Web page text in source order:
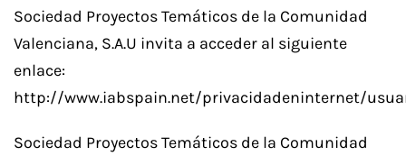
Sociedad Proyectos Temáticos de la Comunidad
Valenciana, S.A.U invita a acceder al siguiente
enlace:
http://www.iabspain.net/privacidadeninternet/
Sociedad Proyectos Temáticos de la Comunidad